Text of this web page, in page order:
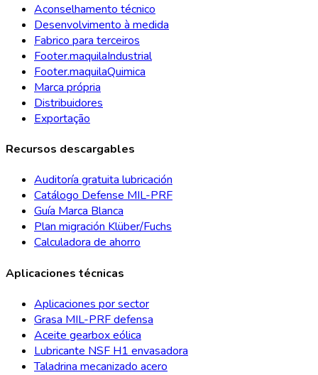
Aconselhamento técnico
Desenvolvimento à medida
Fabrico para terceiros
Footer.maquilaIndustrial
Footer.maquilaQuimica
Marca própria
Distribuidores
Exportação
Recursos descargables
Auditoría gratuita lubricación
Catálogo Defense MIL-PRF
Guía Marca Blanca
Plan migración Klüber/Fuchs
Calculadora de ahorro
Aplicaciones técnicas
Aplicaciones por sector
Grasa MIL-PRF defensa
Aceite gearbox eólica
Lubricante NSF H1 envasadora
Taladrina mecanizado acero